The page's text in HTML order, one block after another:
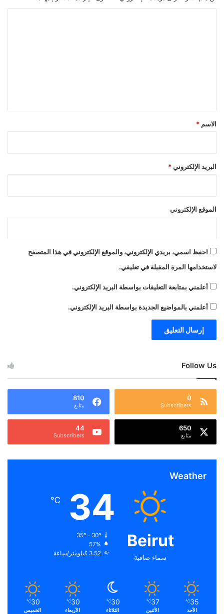
*
الاسم *
البريد الإلكتروني*
الموقع الإلكتروني
احفظ اسمي، بريدي الإلكتروني، والموقع الإلكتروني في هذا المتصفح
لاستخدامها المرة المقبلة في تعليقي.
أعلمني بمتابعة التعليقات بواسطة البريد الإلكتروني.
أعلمني بالمواضيع الجديدة بواسطة البريد الإلكتروني.
Follow Us
0
Subscribers
810
متابع
650
متابع
44
Subscribers
Weather
Beirut
سماء صافية
34
℃
35º - 30º
57%
3.52 كيلومتر/ساعة
35
℃
الأحد
37
℃
الأثنين
30
℃
الثلاثاء
30
℃
الأربعاء
30
℃
الخميس